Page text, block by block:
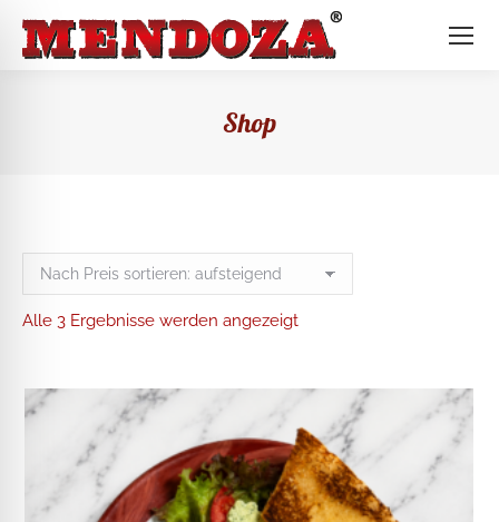
Shop
Alle 3 Ergebnisse werden angezeigtNach
aufsteigend